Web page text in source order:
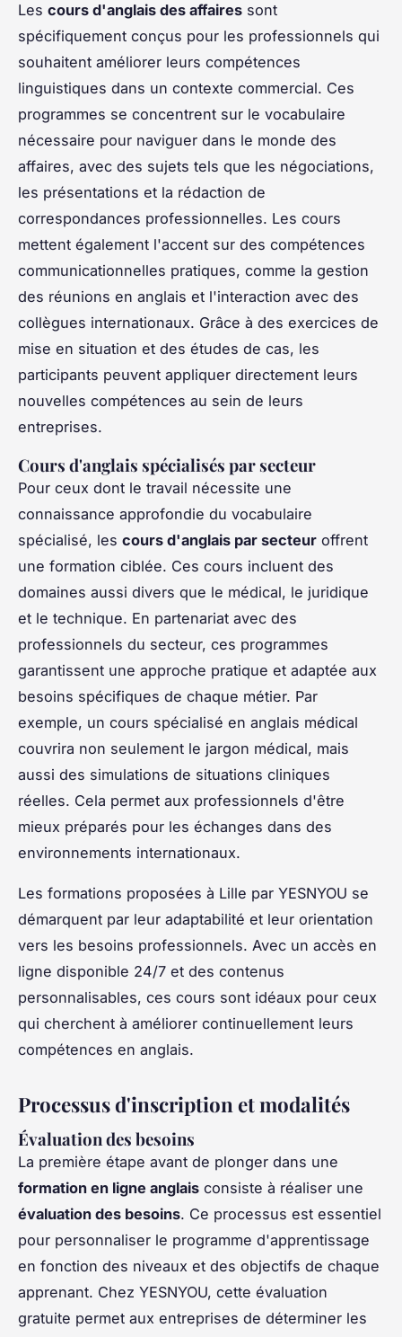
Les cours d'anglais des affaires sont
spécifiquement conçus pour les professionnels qui
souhaitent améliorer leurs compétences
linguistiques dans un contexte commercial. Ces
programmes se concentrent sur le vocabulaire
nécessaire pour naviguer dans le monde des
affaires, avec des sujets tels que les négociations,
les présentations et la rédaction de
correspondances professionnelles. Les cours
mettent également l'accent sur des compétences
communicationnelles pratiques, comme la gestion
des réunions en anglais et l'interaction avec des
collègues internationaux. Grâce à des exercices de
mise en situation et des études de cas, les
participants peuvent appliquer directement leurs
nouvelles compétences au sein de leurs
entreprises.
Cours d'anglais spécialisés par secteur
Pour ceux dont le travail nécessite une
connaissance approfondie du vocabulaire
spécialisé, les cours d'anglais par secteur offrent
une formation ciblée. Ces cours incluent des
domaines aussi divers que le médical, le juridique
et le technique. En partenariat avec des
professionnels du secteur, ces programmes
garantissent une approche pratique et adaptée aux
besoins spécifiques de chaque métier. Par
exemple, un cours spécialisé en anglais médical
couvrira non seulement le jargon médical, mais
aussi des simulations de situations cliniques
réelles. Cela permet aux professionnels d'être
mieux préparés pour les échanges dans des
environnements internationaux.
Les formations proposées à Lille par YESNYOU se
démarquent par leur adaptabilité et leur orientation
vers les besoins professionnels. Avec un accès en
ligne disponible 24/7 et des contenus
personnalisables, ces cours sont idéaux pour ceux
qui cherchent à améliorer continuellement leurs
compétences en anglais.
Processus d'inscription et modalités
Évaluation des besoins
La première étape avant de plonger dans une
formation en ligne anglais consiste à réaliser une
évaluation des besoins. Ce processus est essentiel
pour personnaliser le programme d'apprentissage
en fonction des niveaux et des objectifs de chaque
apprenant. Chez YESNYOU, cette évaluation
gratuite permet aux entreprises de déterminer les